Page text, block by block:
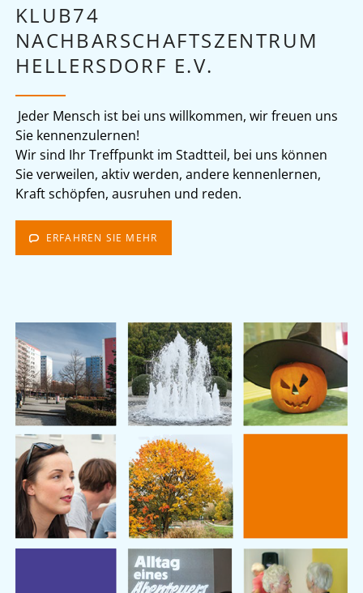
KLUB74
NACHBARSCHAFTSZENTRUM
HELLERSDORF E.V.
Jeder Mensch ist bei uns willkommen, wir freuen uns
Sie kennenzulernen!
Wir sind Ihr Treffpunkt im Stadtteil, bei uns können
Sie verweilen, aktiv werden, andere kennenlernen,
Kraft schöpfen, ausruhen und reden.
ERFAHREN SIE MEHR